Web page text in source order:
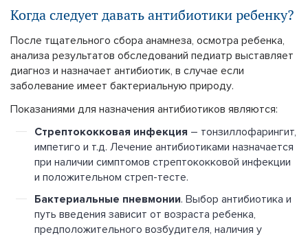
Когда следует давать антибиотики ребенку?
После тщательного сбора анамнеза, осмотра ребенка,
анализа результатов обследований педиатр выставляет
диагноз и назначает антибиотик, в случае если
заболевание имеет бактериальную природу.
Показаниями для назначения антибиотиков являются:
Стрептококковая инфекция – тонзиллофарингит,
импетиго и т.д. Лечение антибиотиками назначается
при наличии симптомов стрептококковой инфекции
и положительном стреп-тесте.
Бактериальные пневмонии. Выбор антибиотика и
путь введения зависит от возраста ребенка,
предположительного возбудителя, наличия у